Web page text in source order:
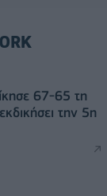
67-65 τη
την 5η